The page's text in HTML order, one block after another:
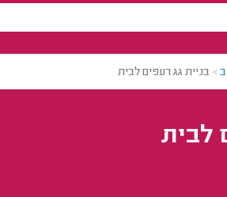
> בניית גג רעפים לבית
לבית